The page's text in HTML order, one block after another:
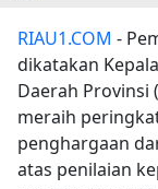
RIAU1.COM -
dikatakan
Daerah Provinsi
meraih
penghargaan
atas penilaian